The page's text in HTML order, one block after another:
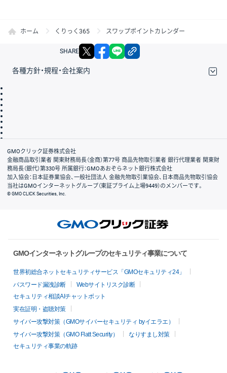
ホーム くりっく365 スワップポイントカレンダー
SHARE X facebook
各種方針・規程・会社案内
会社案内
GMOクリック証券株式会社
金融商品取引業者 関東財務局長（金商）第77号 商品先物取引業者 銀行代理業者 関東財
務局長（銀代）第330号 所属銀行：GMOあおぞらネット銀行株式会社
加入協会：日本証券業協会、一般社団法人 金融先物取引業協会、日本商品先物取引協会
当社はGMOインターネットグループ（東証プライム上場9449）のメンバーです。
© GMO CLICK Securities, Inc.
GMOインターネットグループのセキュリティ事業について
世界初総合ネットセキュリティサービス「GMOセキュリティ24」
パスワード漏洩診断
Webサイトリスク診断
セキュリティ相談AIチャットボット
実在証明・盗聴対策
サイバー攻撃対策（GMOサイバーセキュリティ byイエラエ）
サイバー攻撃対策（GMO Flatt Security）
なりすまし対策
セキュリティ事業の軌跡